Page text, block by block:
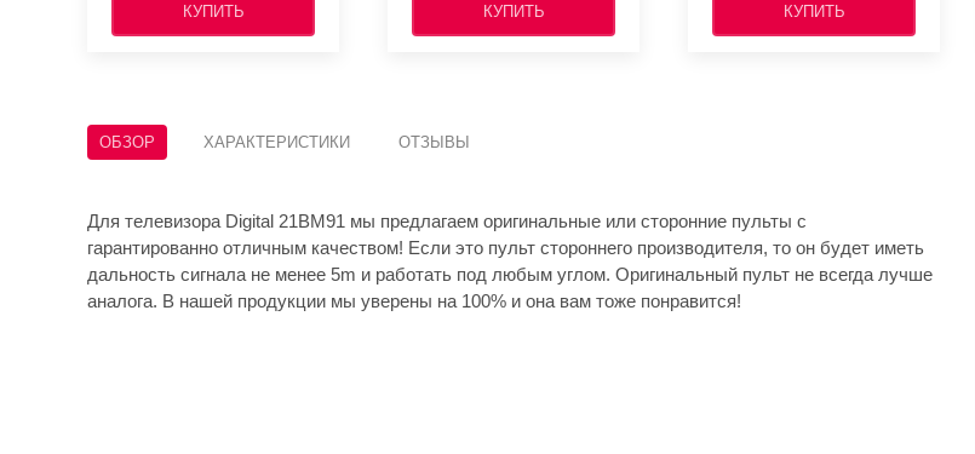
КУПИТЬ КУПИТЬ КУПИТЬ
ОБЗОР ХАРАКТЕРИСТИКИ ОТЗЫВЫ
Для телевизора Digital 21BM91 мы предлагаем оригинальные или сторонние пульты с
гарантированно отличным качеством! Если это пульт стороннего производителя, то он будет иметь
дальность сигнала не менее 5m и работать под любым углом. Оригинальный пульт не всегда лучше
аналога. В нашей продукции мы уверены на 100% и она вам тоже понравится!